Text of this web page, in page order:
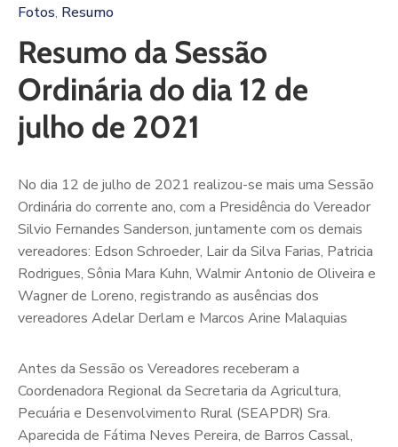
Fotos‚ Resumo
Resumo da Sessão
Ordinária do dia 12 de
julho de 2021
No dia 12 de julho de 2021 realizou-se mais uma Sessão
Ordinária do corrente ano, com a Presidência do Vereador
Silvio Fernandes Sanderson, juntamente com os demais
vereadores: Edson Schroeder, Lair da Silva Farias, Patricia
Rodrigues, Sônia Mara Kuhn, Walmir Antonio de Oliveira e
Wagner de Loreno, registrando as ausências dos
vereadores Adelar Derlam e Marcos Arine Malaquias
Antes da Sessão os Vereadores receberam a
Coordenadora Regional da Secretaria da Agricultura,
Pecuária e Desenvolvimento Rural (SEAPDR) Sra.
Aparecida de Fátima Neves Pereira, de Barros Cassal,